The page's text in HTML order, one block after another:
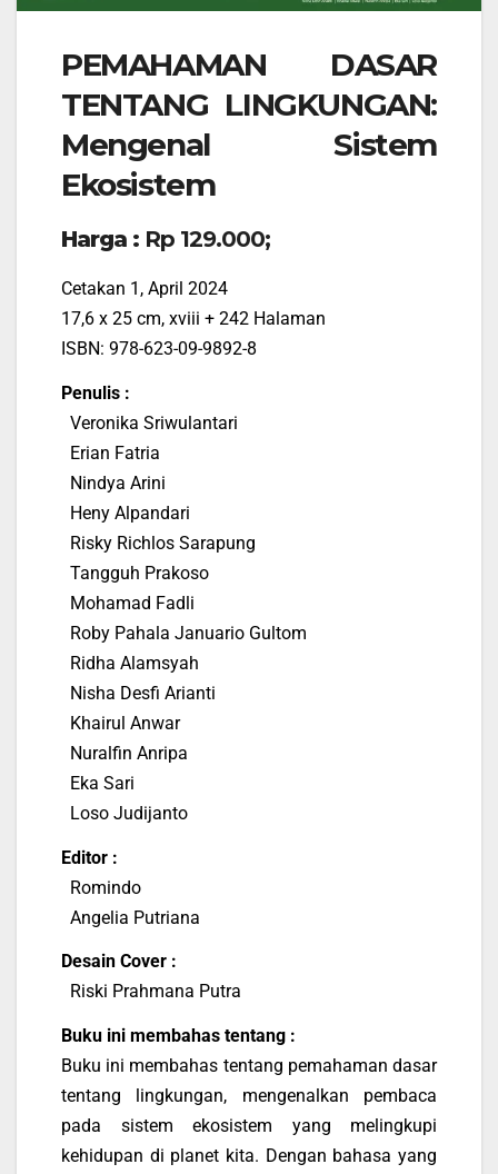
PEMAHAMAN DASAR
TENTANG LINGKUNGAN:
Mengenal Sistem
Ekosistem
Harga : Rp 129.000;
Cetakan 1, April 2024
17,6 x 25 cm, xviii + 242 Halaman
ISBN: 978-623-09-9892-8
Penulis :
Veronika Sriwulantari
Erian Fatria
Nindya Arini
Heny Alpandari
Risky Richlos Sarapung
Tangguh Prakoso
Mohamad Fadli
Roby Pahala Januario Gultom
Ridha Alamsyah
Nisha Desfi Arianti
Khairul Anwar
Nuralfin Anripa
Eka Sari
Loso Judijanto
Editor :
Romindo
Angelia Putriana
Desain Cover :
Riski Prahmana Putra
Buku ini membahas tentang :
Buku ini membahas tentang pemahaman dasar
tentang lingkungan, mengenalkan pembaca
pada sistem ekosistem yang melingkupi
kehidupan di planet kita. Dengan bahasa yang